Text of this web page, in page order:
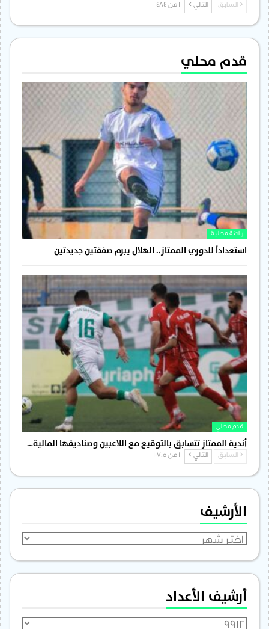
السابق التالي
قدم محلي
رياضة محلية
استعداداً للدوري الممتاز.. الهلال يبرم صفقتين جديدتين
قدم محلي
أندية الممتاز تتسابق بالتوقيع مع اللاعبين وصناديقها المالية…
السابق التالي
الأرشيف
الأرشيف
أرشيف الأعداد